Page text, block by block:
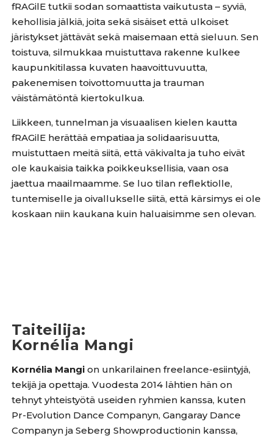
fRAGilE tutkii sodan somaattista vaikutusta – syviä,
kehollisia jälkiä, joita sekä sisäiset että ulkoiset
järistykset jättävät sekä maisemaan että sieluun. Sen
toistuva, silmukkaa muistuttava rakenne kulkee
kaupunkitilassa kuvaten haavoittuvuutta,
pakenemisen toivottomuutta ja trauman
väistämätöntä kiertokulkua.
Liikkeen, tunnelman ja visuaalisen kielen kautta
fRAGilE herättää empatiaa ja solidaarisuutta,
muistuttaen meitä siitä, että väkivalta ja tuho eivät
ole kaukaisia taikka poikkeuksellisia, vaan osa
jaettua maailmaamme. Se luo tilan reflektiolle,
tuntemiselle ja oivallukselle siitä, että kärsimys ei ole
koskaan niin kaukana kuin haluaisimme sen olevan.
Taiteilija:
Kornélia Mangi
Kornélia Mangi on unkarilainen freelance-esiintyjä,
tekijä ja opettaja. Vuodesta 2014 lähtien hän on
tehnyt yhteistyötä useiden ryhmien kanssa, kuten
Pr-Evolution Dance Companyn, Gangaray Dance
Companyn ja Seberg Showproductionin kanssa,